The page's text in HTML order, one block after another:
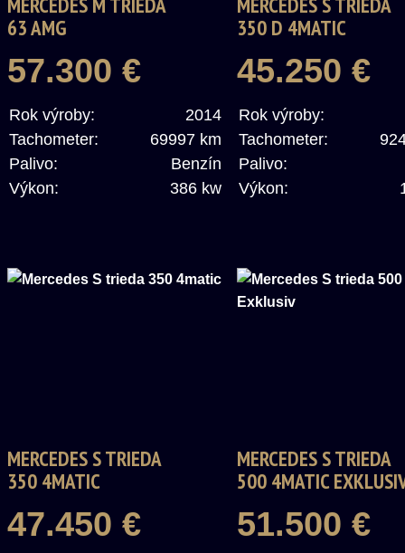
63 AMG
57.300 €
Rok výroby:
2014
Tachometer:
69997 km
Palivo:
Benzín
Výkon:
386 kw
350 D 4MATIC
45.250 €
Rok výroby:
Tachometer:
Palivo:
Výkon:
MERCEDES S TRIEDA
350 4MATIC
47.450 €
MERCEDES S TRIEDA
500 4MATIC
51.500 €